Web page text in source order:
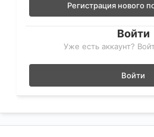
Регистрация нового
Войти
Уже есть аккаунт?
Войти